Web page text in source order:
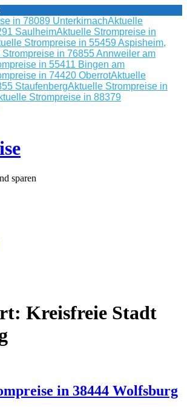
in 78089 UnterkirnachAktuelle
SaulheimAktuelle Strompreise in
Strompreise in 55459 Aspisheim,
in 76855 Annweiler am
in 55411 Bingen am
in 74420 OberrotAktuelle
StaufenbergAktuelle Strompreise in
Strompreise in 88379
sparen
Kreisfreie Stadt
in 38444 Wolfsburg